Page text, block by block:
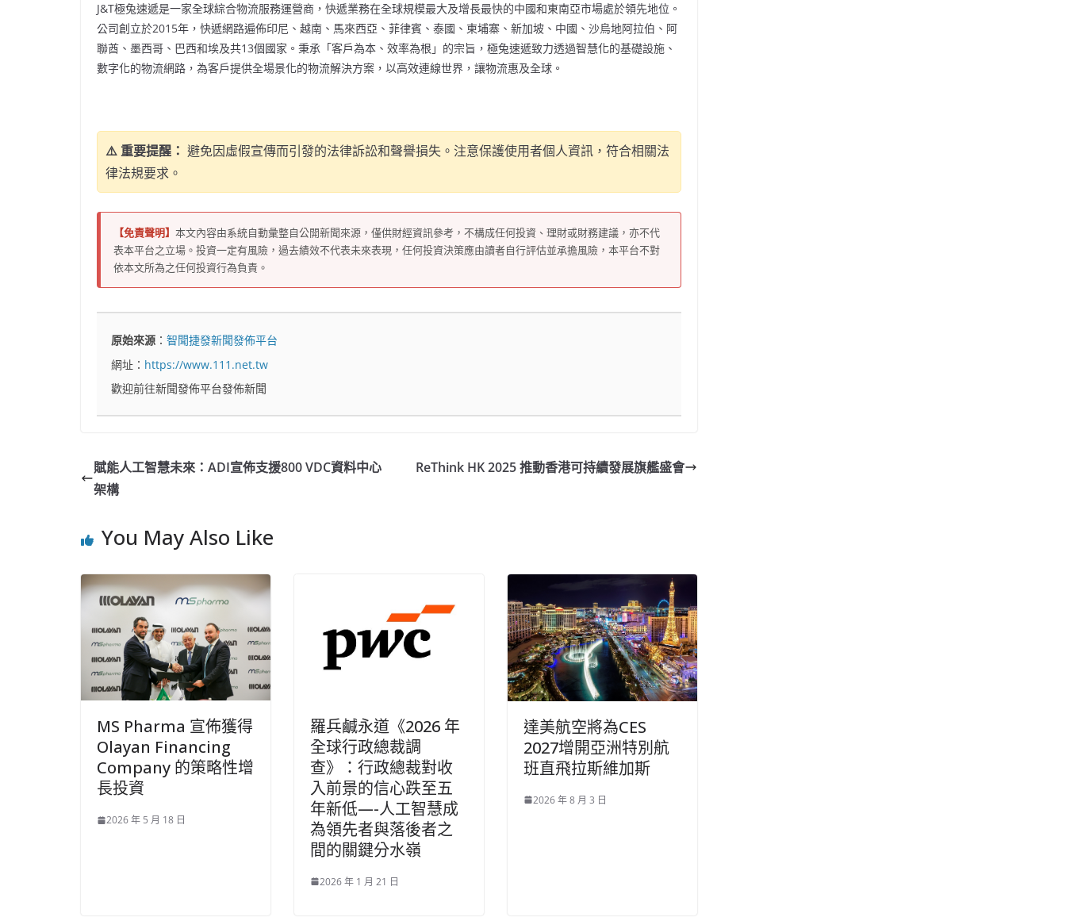
J&T極兔速遞是一家全球綜合物流服務運營商，快遞業務在全球規模最大及增長最快的中國和東南亞市場處於領先地位。
公司創立於2015年，快遞網路遍佈印尼、越南、馬來西亞、菲律賓、泰國、柬埔寨、新加坡、中國、沙烏地阿拉伯、阿
聯酋、墨西哥、巴西和埃及共13個國家。秉承「客戶為本、效率為根」的宗旨，極兔速遞致力透過智慧化的基礎設施、
數字化的物流網路，為客戶提供全場景化的物流解決方案，以高效連線世界，讓物流惠及全球。
⚠️ 重要提醒： 避免因虛假宣傳而引發的法律訴訟和聲譽損失。注意保護使用者個人資訊，符合相關法
律法規要求。
【免責聲明】 本文內容由系統自動彙整自公開新聞來源，僅供財經資訊參考，不構成任何投資、理財或財務建議，亦不代
表本平台之立場。投資一定有風險，過去績效不代表未來表現，任何投資決策應由讀者自行評估並承擔風險，本平台不對
依本文所為之任何投資行為負責。
原始來源 ：智聞捷發新聞發佈平台
網址： https://www.111.net.tw
歡迎前往新聞發佈平台發佈新聞
賦能人工智慧未來：ADI宣佈支援800 VDC資料中心
架構
ReThink HK 2025 推動香港可持續發展旗艦盛會
You May Also Like
MS Pharma 宣佈獲得
Olayan Financing
Company 的策略性增
長投資
2026 年 5 月 18 日
羅兵鹹永道《2026 年
全球行政總裁調
查》：行政總裁對收
入前景的信心跌至五
年新低—-人工智慧成
為領先者與落後者之
間的關鍵分水嶺
2026 年 1 月 21 日
達美航空將為CES
2027增開亞洲特別航
班直飛拉斯維加斯
2026 年 8 月 3 日